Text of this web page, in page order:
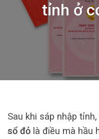
tỉnh ở
Sau khi sáp nhập
sổ đỏ là điều mà hầu